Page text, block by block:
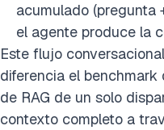
acumulado (pregunta
el agente produce la
Este flujo
diferencia el
de RAG de un solo
contexto completo a